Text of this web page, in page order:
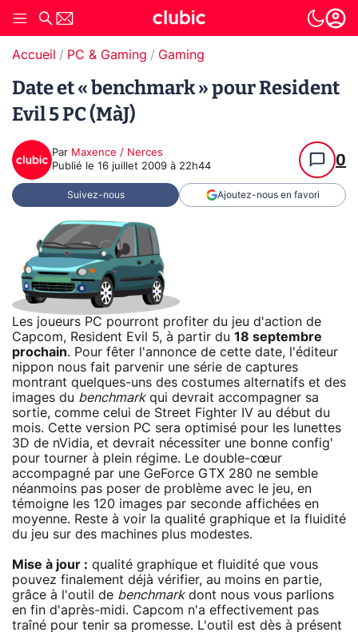
Accueil PC & Gaming Gaming
Date et « benchmark » pour Resident
Evil 5 PC (MàJ)
Par Maxence / Nerces
Publié le 16 juillet 2009 à 22h44 0
Suivez-nous Ajoutez-nous en favori
Les joueurs PC pourront profiter du jeu d'action de
Capcom, Resident Evil 5, à partir du 18 septembre
prochain. Pour fêter l'annonce de cette date, l'éditeur
nippon nous fait parvenir une série de captures
montrant quelques-uns des costumes alternatifs et des
images du benchmarkqui devrait accompagner sa
sortie, comme celui de Street Fighter IV au début du
mois. Cette version PC sera optimisé pour les lunettes
3D de nVidia, et devrait nécessiter une bonne config'
pour tourner à plein régime. Le double-cœur
accompagné par une GeForce GTX 280 ne semble
néanmoins pas poser de problème avec le jeu, en
témoigne les 120 images par seconde affichées en
moyenne. Reste à voir la qualité graphique et la fluidité
du jeu sur des machines plus modestes.
Mise à jour : qualité graphique et fluidité que vous
pouvez finalement déjà vérifier, au moins en partie,
grâce à l'outil de benchmarkdont nous vous parlions
en fin d'après-midi. Capcom n'a effectivement pas
traîné pour tenir sa promesse. L'outil est dès à présent